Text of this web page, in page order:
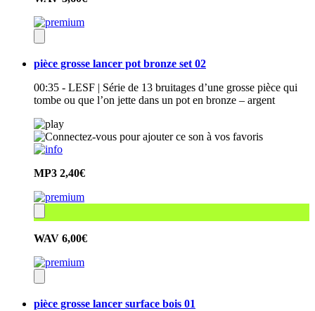
pièce grosse lancer pot bronze set 02
00:35 - LESF | Série de 13 bruitages d’une grosse pièce qui
tombe ou que l’on jette dans un pot en bronze – argent
MP3 2,40€
WAV 6,00€
pièce grosse lancer surface bois 01